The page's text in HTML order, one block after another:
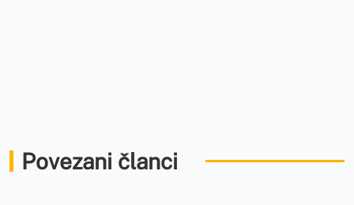
Povezani članci